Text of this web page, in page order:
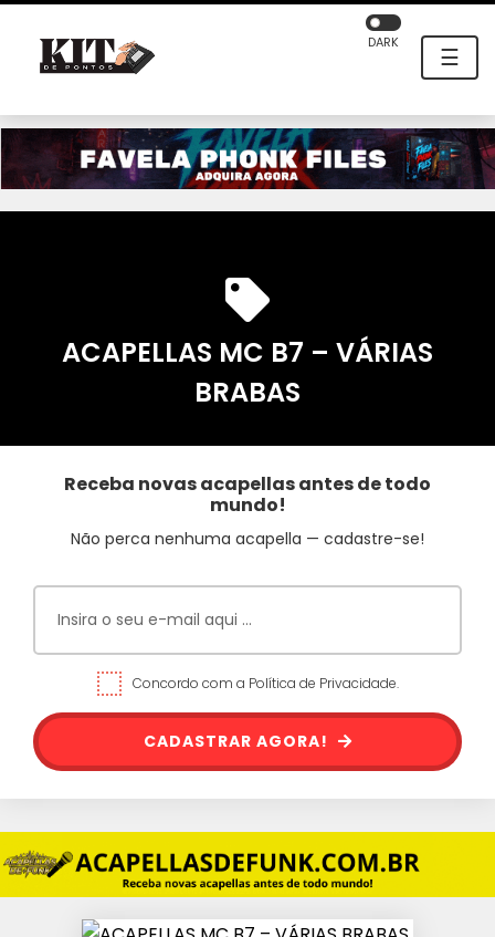
☰
DARK
ACAPELLAS MC B7 – VÁRIAS
BRABAS
Receba novas acapellas antes de todo
mundo!
Não perca nenhuma acapella — cadastre-se!
Concordo com a Política de Privacidade.
CADASTRAR AGORA!